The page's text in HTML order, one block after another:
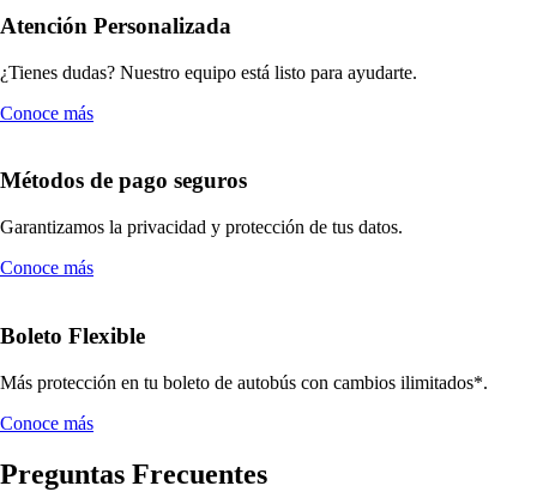
Atención Personalizada
¿Tienes dudas? Nuestro equipo está listo para ayudarte.
Conoce más
Métodos de pago seguros
Garantizamos la privacidad y protección de tus datos.
Conoce más
Boleto Flexible
Más protección en tu boleto de autobús con cambios ilimitados*.
Conoce más
Preguntas Frecuentes